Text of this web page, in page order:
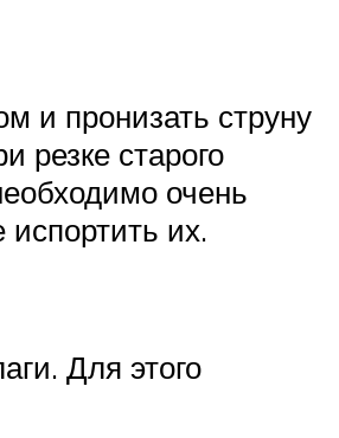
и пронизать струну
резке старого
очень
их.
Для этого